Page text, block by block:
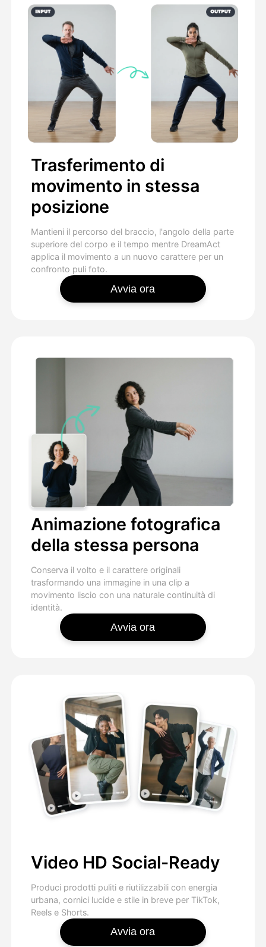
Trasferimento di
movimento in stessa
posizione
Mantieni il percorso del braccio, l'angolo della parte
superiore del corpo e il tempo mentre DreamAct
applica il movimento a un nuovo carattere per un
confronto puli foto.
Avvia ora
Animazione fotografica
della stessa persona
Conserva il volto e il carattere originali
trasformando una immagine in una clip a
movimento liscio con una naturale continuità di
identità.
Avvia ora
Video HD Social-Ready
Produci prodotti puliti e riutilizzabili con energia
urbana, cornici lucide e stile in breve per TikTok,
Reels e Shorts.
Avvia ora